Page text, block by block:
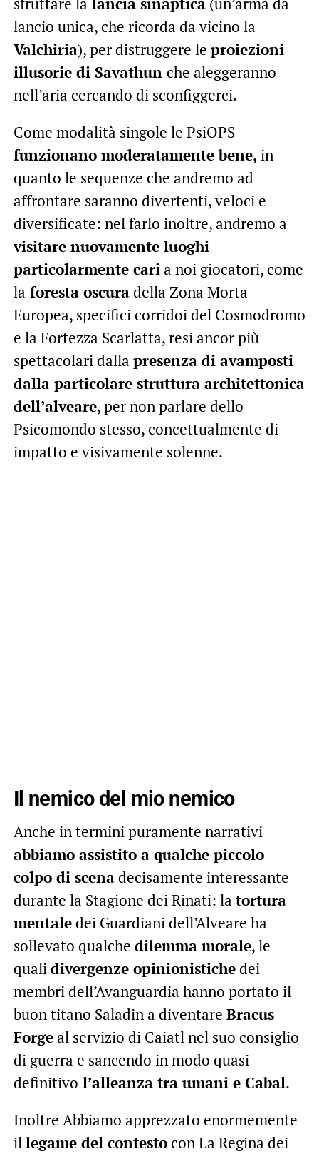
lancio unica, che ricorda da vicino la
Valchiria), per distruggere le proiezioni
illusorie di Savathun che aleggeranno
nell’aria cercando di sconfiggerci.
Come modalità singole le PsiOPS
funzionano moderatamente bene, in
quanto le sequenze che andremo ad
affrontare saranno divertenti, veloci e
diversificate: nel farlo inoltre, andremo a
visitare nuovamente luoghi
particolarmente caria noi giocatori, come
la foresta oscuradella Zona Morta
Europea, specifici corridoi del Cosmodromo
e la Fortezza Scarlatta, resi ancor più
spettacolari dalla presenza di avamposti
dalla particolare struttura architettonica
dell’alveare, per non parlare dello
Psicomondo stesso, concettualmente di
impatto e visivamente solenne.
Il nemico del mio nemico
Anche in termini puramente narrativi
abbiamo assistito a qualche piccolo
colpo di scenadecisamente interessante
durante la Stagione dei Rinati: la tortura
mentaledei Guardiani dell’Alveare ha
sollevato qualche dilemma morale, le
qualidivergenze opinionistichedei
membri dell’Avanguardia hanno portato il
buon titano Saladin a diventare Bracus
Forgeal servizio di Caiatl nel suo consiglio
di guerra e sancendo in modo quasi
definitivo l’alleanza tra umani e Cabal.
Inoltre Abbiamo apprezzato enormemente
illegame del contestocon La Regina dei